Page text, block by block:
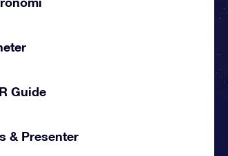
Guide
& Presenter